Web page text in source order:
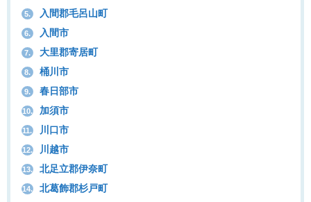
5. 入間郡毛呂山町
6. 入間市
7. 大里郡寄居町
8. 桶川市
9. 春日部市
10. 加須市
11. 川口市
12. 川越市
13. 北足立郡伊奈町
14. 北葛飾郡杉戸町